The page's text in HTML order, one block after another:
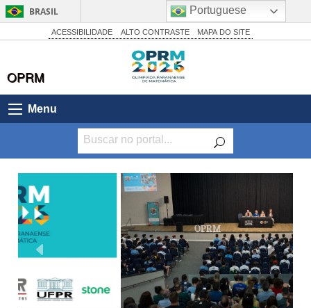
BRASIL
Simplifique!
Legislação
Canais
ACESSIBILIDADE ALTO CONTRASTE MAPA DO SITE
OPRM
Menu
Anterior
Slide
Próximo
Slide
Portuguese